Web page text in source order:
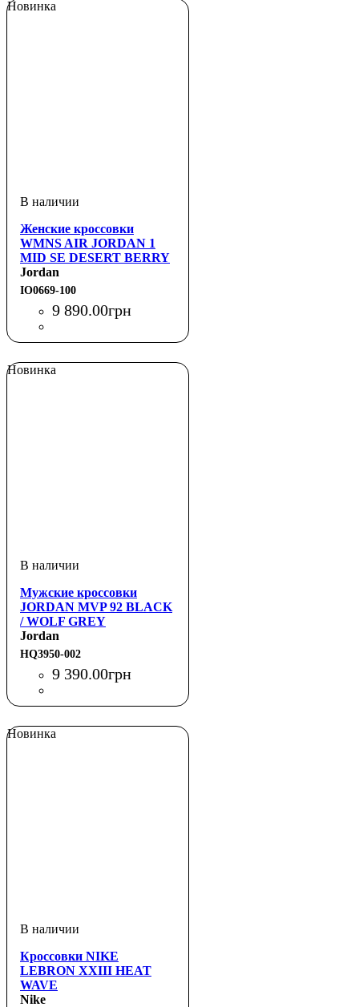
Новинка
Женские кроссовки
WMNS AIR JORDAN 1
MID SE DESERT BERRY
Jordan
IO0669-100
9 890.00грн
Новинка
Мужские кроссовки
JORDAN MVP 92 BLACK
/ WOLF GREY
Jordan
HQ3950-002
9 390.00грн
Новинка
Кроссовки NIKE
LEBRON XXIII HEAT
WAVE
Nike